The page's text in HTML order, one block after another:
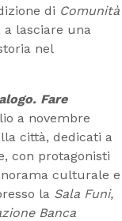
di Comunità
a lasciare una
nel
Fare
a novembre
città, dedicati a
con protagonisti
culturale e
la Sala Funi,
Banca